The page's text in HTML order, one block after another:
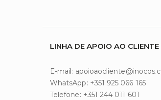
LINHA DE APOIO AO CLIENTE
E-mail:
WhatsApp: +351 925 066 165
Telefone: +351 244 011 601